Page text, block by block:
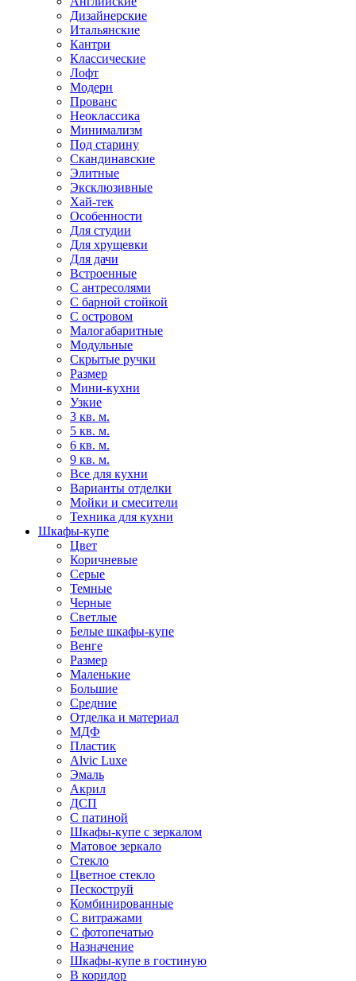
Дизайнерские
Итальянские
Кантри
Классические
Лофт
Модерн
Прованс
Неоклассика
Минимализм
Под старину
Скандинавские
Элитные
Эксклюзивные
Хай-тек
Особенности
Для студии
Для хрущевки
Для дачи
Встроенные
С антресолями
С барной стойкой
С островом
Малогабаритные
Модульные
Скрытые ручки
Размер
Мини-кухни
Узкие
3 кв. м.
5 кв. м.
6 кв. м.
9 кв. м.
Все для кухни
Варианты отделки
Мойки и смесители
Техника для кухни
Шкафы-купе
Цвет
Коричневые
Серые
Темные
Черные
Светлые
Белые шкафы-купе
Венге
Размер
Маленькие
Большие
Средние
Отделка и материал
МДФ
Пластик
Alvic Luxe
Эмаль
Акрил
ДСП
С патиной
Шкафы-купе с зеркалом
Матовое зеркало
Стекло
Цветное стекло
Пескоструй
Комбинированные
С витражами
С фотопечатью
Назначение
Шкафы-купе в гостиную
В коридор